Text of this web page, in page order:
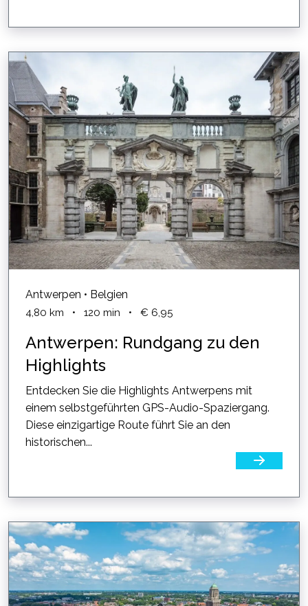
Antwerpen • Belgien
4,80 km • 120 min • € 6,95
Antwerpen: Rundgang zu den
Highlights
Entdecken Sie die Highlights Antwerpens mit
einem selbstgeführten GPS-Audio-Spaziergang.
Diese einzigartige Route führt Sie an den
historischen...